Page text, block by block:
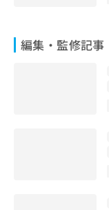
編集・監修記事